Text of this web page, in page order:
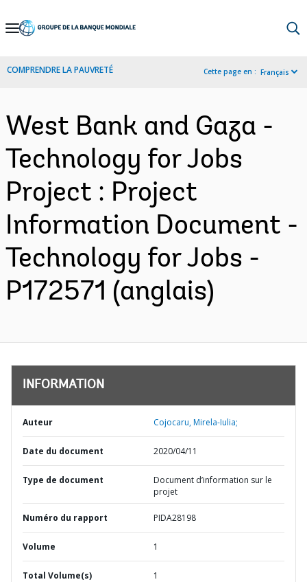
Skip
Navigation
COMPRENDRE LA PAUVRETÉ Cette page en : Français
West Bank and Gaza -
Technology for Jobs
Project : Project
Information Document -
Technology for Jobs -
P172571 (anglais)
INFORMATION
Auteur Cojocaru, Mirela-Iulia;
Date du document 2020/04/11
Type de document
Document d’information sur le
projet
Numéro du rapport PIDA28198
Volume 1
Total Volume(s) 1